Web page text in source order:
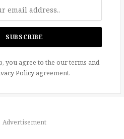
you agree to the our terms and
Policyagreement.
Advertisement